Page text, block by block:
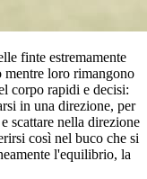
finte estremamente
mentre loro rimangono
corpo rapidi e decisi:
in una direzione, per
scattare nella direzione
così nel buco che si
l'equilibrio, la